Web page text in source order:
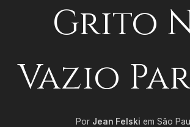
Grito
Vazio
Por Jean Felski em São